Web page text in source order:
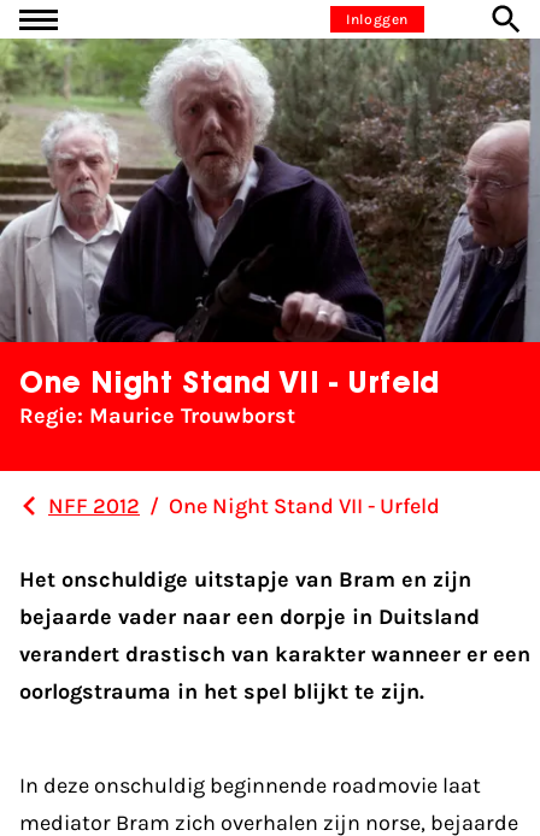
Ga naar inhoudInloggen
One Night Stand VII - Urfeld
Regie: Maurice Trouwborst
NFF 2012 / One Night Stand VII - Urfeld
Het onschuldige uitstapje van Bram en zijn
bejaarde vader naar een dorpje in Duitsland
verandert drastisch van karakter wanneer er een
oorlogstrauma in het spel blijkt te zijn.
In deze onschuldig beginnende roadmovie laat
mediator Bram zich overhalen zijn norse, bejaarde